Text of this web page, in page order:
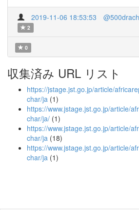
2019-11-06 18:53:53
2
0
収集済み URL リスト
https://jstage.jst.go.jp/article/
char/ja (1)
https://www.jstage.jst.go.jp/article/
char/ja/ (1)
https://www.jstage.jst.go.jp/article/
char/ja (18)
https://www.jstage.jst.go.jp/article/
char/ja (1)